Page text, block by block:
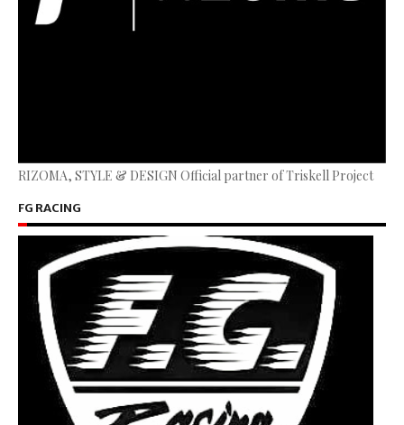
RIZOMA, STYLE & DESIGN Official partner of Triskell Project
FG RACING